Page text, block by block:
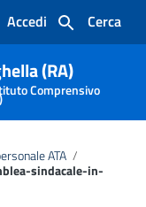
Cerca
Accedi
(RA)
Comprensivo
ATA /
sindacale-in-